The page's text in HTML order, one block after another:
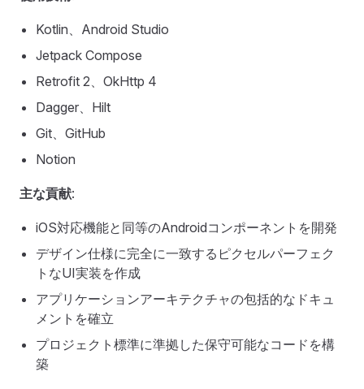
Kotlin、Android Studio
Jetpack Compose
Retrofit 2、OkHttp 4
Dagger、Hilt
Git、GitHub
Notion
主な貢献:
iOS対応機能と同等のAndroidコンポーネントを開発
デザイン仕様に完全に一致するピクセルパーフェク
トなUI実装を作成
アプリケーションアーキテクチャの包括的なドキュ
メントを確立
プロジェクト標準に準拠した保守可能なコードを構
築